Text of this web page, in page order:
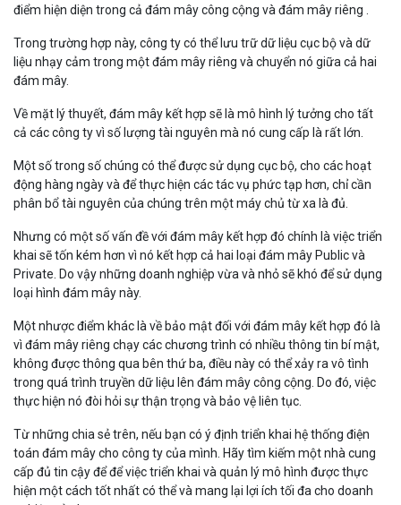
điểm hiện diện trong cả đám mây công cộng và đám mây riêng .
Trong trường hợp này, công ty có thể lưu trữ dữ liệu cục bộ và dữ
liệu nhạy cảm trong một đám mây riêng và chuyển nó giữa cả hai
đám mây.
Về mặt lý thuyết, đám mây kết hợp sẽ là mô hình lý tưởng cho tất
cả các công ty vì số lượng tài nguyên mà nó cung cấp là rất lớn.
Một số trong số chúng có thể được sử dụng cục bộ, cho các hoạt
động hàng ngày và để thực hiện các tác vụ phức tạp hơn, chỉ cần
phân bổ tài nguyên của chúng trên một máy chủ từ xa là đủ.
Nhưng có một số vấn đề với đám mây kết hợp đó chính là việc triển
khai sẽ tốn kém hơn vì nó kết hợp cả hai loại đám mây Public và
Private. Do vậy những doanh nghiệp vừa và nhỏ sẽ khó để sử dụng
loại hình đám mây này.
Một nhược điểm khác là về bảo mật đối với đám mây kết hợp đó là
vì đám mây riêng chạy các chương trình có nhiều thông tin bí mật,
không được thông qua bên thứ ba, điều này có thể xảy ra vô tình
trong quá trình truyền dữ liệu lên đám mây công cộng. Do đó, việc
thực hiện nó đòi hỏi sự thận trọng và bảo vệ liên tục.
Từ những chia sẻ trên, nếu bạn có ý định triển khai hệ thống điện
toán đám mây cho công ty của mình. Hãy tìm kiếm một nhà cung
cấp đủ tin cậy để để việc triển khai và quản lý mô hình được thực
hiện một cách tốt nhất có thể và mang lại lợi ích tối đa cho doanh